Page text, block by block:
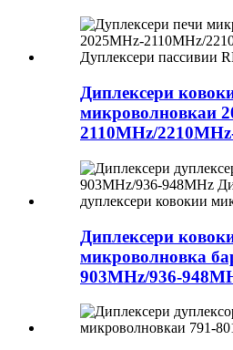
Диплексери
микроволновкаи
2110MHz/
Диплексери
микроволновка
903MHz/936-